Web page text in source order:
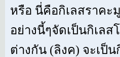
หรือ นี่คือกิเลสราคะ
อย่างนี้ๆจัดเป็นกิเล
ต่างกัน (ลิงค) จะเป็